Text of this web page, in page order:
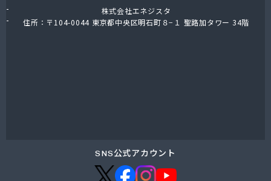
有限会社おざわ商会
有限会社オヤマガス
有限会社永野燃料
有限会社益城屋商店
株式会社エネジスタ
住所：〒104-0044 東京都中央区明石町８−１ 聖路加タワー 34階
SNS公式アカウント